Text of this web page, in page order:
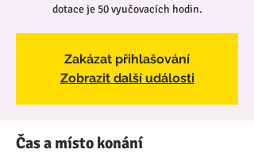
dotace je 50 vyučovacích hodin.
Zakázat přihlašování
Zobrazit další události
Čas a místo konání